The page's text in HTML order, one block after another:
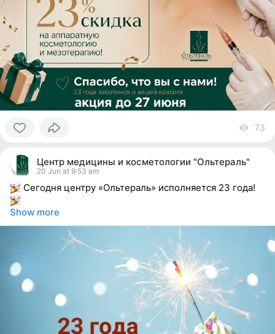
people
reacted
73
Центр медицины и косметологии "Ольтераль"
20 Jun at 9:53 am
Сегодня центру «Ольтераль» исполняется 23 года!
Show more